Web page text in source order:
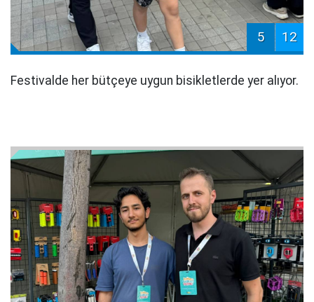
5 12
Festivalde her bütçeye uygun bisikletlerde yer alıyor.